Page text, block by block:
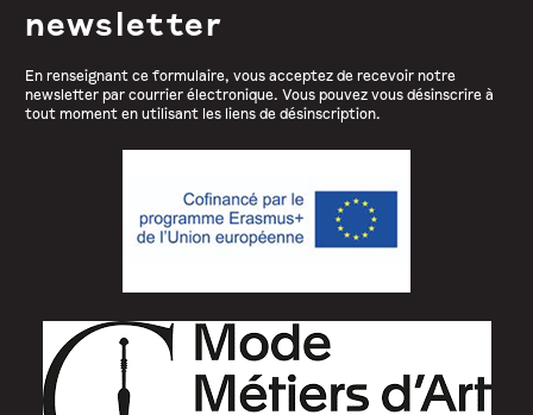
newsletter
En renseignant ce formulaire, vous acceptez de recevoir notre
newsletter par courrier électronique. Vous pouvez vous désinscrire à
tout moment en utilisant les liens de désinscription.